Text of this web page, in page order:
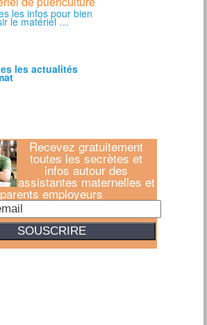
Recevez gratuitement
toutes les secrètes et
infos autour des
assistantes maternelles et
parents employeurs